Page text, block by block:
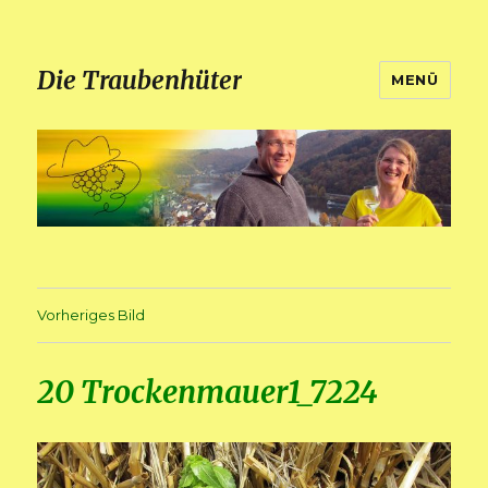
Die Traubenhüter MENÜ
Vorheriges Bild
20 Trockenmauer1_7224